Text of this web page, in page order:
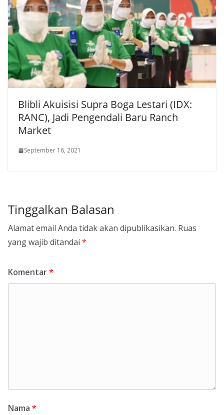
Blibli Akuisisi Supra Boga Lestari (IDX:
RANC), Jadi Pengendali Baru Ranch
Market
September 16, 2021
Tinggalkan Balasan
Alamat email Anda tidak akan dipublikasikan. Ruas
yang wajib ditandai *
Komentar*
Nama *